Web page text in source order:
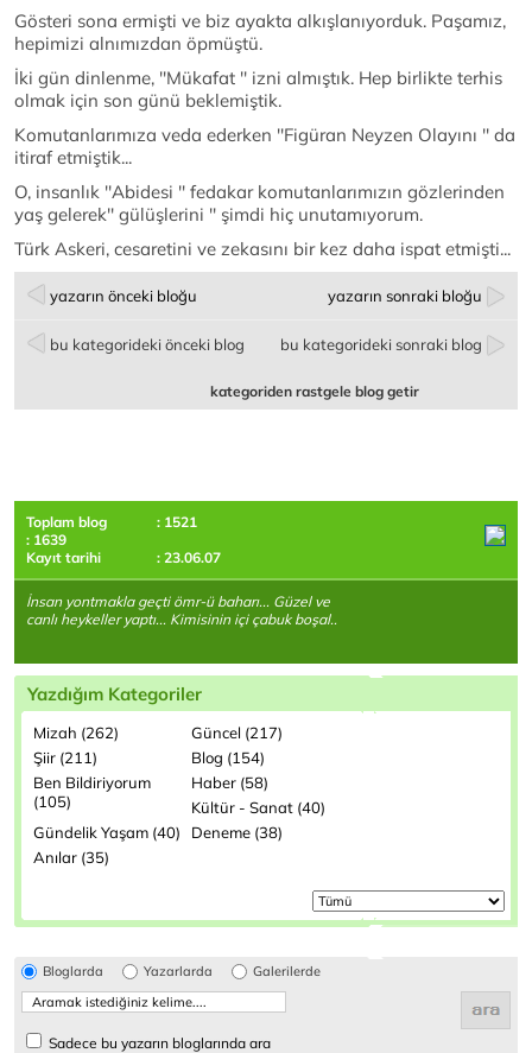
Gösteri sona ermişti ve biz ayakta alkışlanıyorduk. Paşamız,
hepimizi alnımızdan öpmüştü.
İki gün dinlenme, ''Mükafat '' izni almıştık. Hep birlikte terhis
olmak için son günü beklemiştik.
Komutanlarımıza veda ederken ''Figüran Neyzen Olayını '' da
itiraf etmiştik...
O, insanlık ''Abidesi '' fedakar komutanlarımızın gözlerinden
yaş gelerek'' gülüşlerini '' şimdi hiç unutamıyorum.
Türk Askeri, cesaretini ve zekasını bir kez daha ispat etmişti...
yazarın önceki bloğu yazarın sonraki bloğu
bu kategorideki önceki blog bu kategorideki sonraki blog
kategoriden rastgele blog getir
Toplam blog
: 1521
: 1639
Kayıt tarihi
: 23.06.07
İnsan yontmakla geçti ömr-ü baharı... Güzel ve
canlı heykeller yaptı... Kimisinin içi çabuk boşal..
Yazdığım Kategoriler
Mizah (262)
Güncel (217)
Şiir (211)
Blog (154)
Ben Bildiriyorum
(105)
Haber (58)
Kültür - Sanat (40)
Gündelik Yaşam (40)
Deneme (38)
Anılar (35)
Bloglarda Yazarlarda Galerilerde
Sadece bu yazarın bloglarında ara